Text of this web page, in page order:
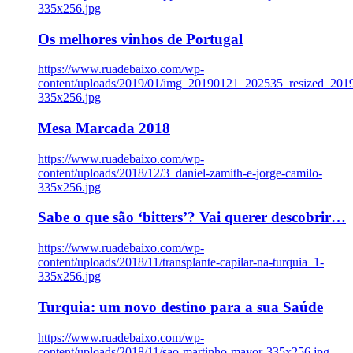
335x256.jpg
Os melhores vinhos de Portugal
https://www.ruadebaixo.com/wp-
content/uploads/2019/01/
335x256.jpg
Mesa Marcada 2018
https://www.ruadebaixo.com/wp-
content/uploads/2018/12/3_daniel-zamith-e-jorge-camilo-
335x256.jpg
Sabe o que são ‘bitters’? Vai querer descobrir…
https://www.ruadebaixo.com/wp-
content/uploads/2018/11/transplante-capilar-na-turquia_1-
335x256.jpg
Turquia: um novo destino para a sua Saúde
https://www.ruadebaixo.com/wp-